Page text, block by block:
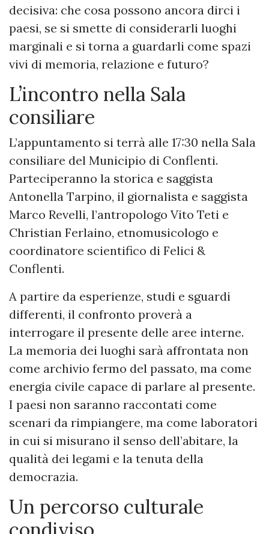
decisiva: che cosa possono ancora dirci i
paesi, se si smette di considerarli luoghi
marginali e si torna a guardarli come spazi
vivi di memoria, relazione e futuro?
L’incontro nella Sala
consiliare
L’appuntamento si terrà alle 17:30 nella Sala
consiliare del Municipio di Conflenti.
Parteciperanno la storica e saggista
Antonella Tarpino, il giornalista e saggista
Marco Revelli, l’antropologo Vito Teti e
Christian Ferlaino, etnomusicologo e
coordinatore scientifico di Felici &
Conflenti.
A partire da esperienze, studi e sguardi
differenti, il confronto proverà a
interrogare il presente delle aree interne.
La memoria dei luoghi sarà affrontata non
come archivio fermo del passato, ma come
energia civile capace di parlare al presente.
I paesi non saranno raccontati come
scenari da rimpiangere, ma come laboratori
in cui si misurano il senso dell’abitare, la
qualità dei legami e la tenuta della
democrazia.
Un percorso culturale